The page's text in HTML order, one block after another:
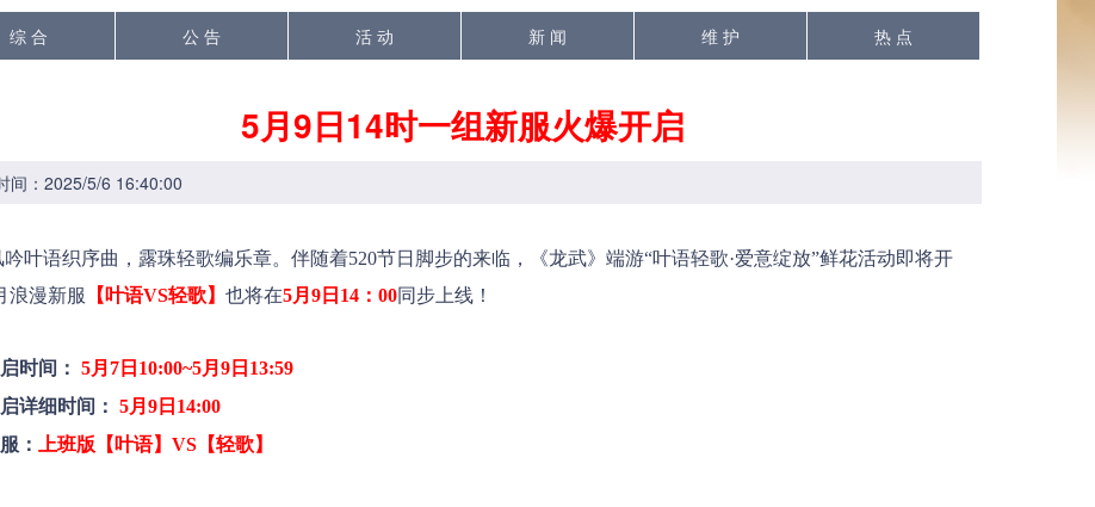
综 合 公 告 活 动 新 闻 维 护 热 点
5月9日14时一组新服火爆开启
间：2025/5/6 16:40:00
语织序曲，露珠轻歌编乐章。伴随着520节日脚步的来临，《龙武》端游“叶语轻歌·爱意绽放”鲜花活动即将开
浪漫新服
【叶语VS轻歌】 也将在5月9日14：00同步 上线！
时间： 5月7 日10:00~5月9日13:59
详细时间： 5月9日14:00
：
上班版【 叶语】VS【轻歌】